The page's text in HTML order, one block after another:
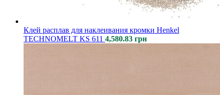
Клей расплав для наклеивания кромки Henkel
TECHNOMELT KS 611 4,580.83 грн